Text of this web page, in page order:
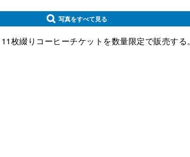
写真をすべて見る
枚綴りコーヒーチケットを数量限定で販売する